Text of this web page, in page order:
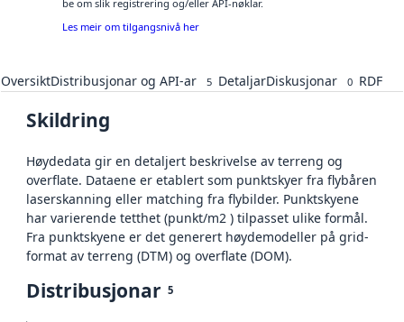
be om slik registrering og/eller API-nøklar.
Les meir om tilgangsnivå her
OversiktDistribusjonar og API-ar 5 DetaljarDiskusjonar 0 RDF
Skildring
Høydedata gir en detaljert beskrivelse av terreng og
overflate. Dataene er etablert som punktskyer fra flybåren
laserskanning eller matching fra flybilder. Punktskyene
har varierende tetthet (punkt/m2 ) tilpasset ulike formål.
Fra punktskyene er det generert høydemodeller på grid-
format av terreng (DTM) og overflate (DOM).
Distribusjonar 5